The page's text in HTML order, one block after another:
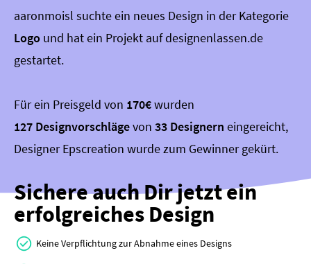
aaronmoisl suchte ein neues Design in der Kategorie
Logo und hat ein Projekt auf designenlassen.de
gestartet.
Für ein Preisgeld von 170€wurden
127 Designvorschlägevon 33 Designern eingereicht,
Designer Epscreation wurde zum Gewinner gekürt.
Sichere auch Dir jetzt ein
erfolgreiches Design
Keine Verpflichtung zur Abnahme eines Designs